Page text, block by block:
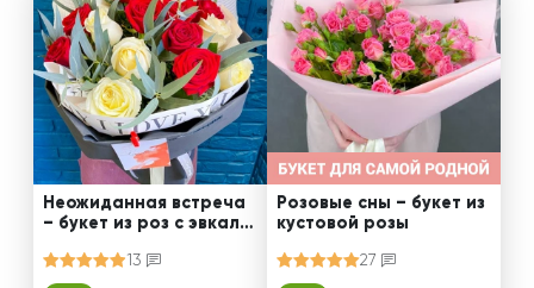
Неожиданная встреча
– букет из роз с эвкали
13
Розовые сны – букет из
кустовой розы
27